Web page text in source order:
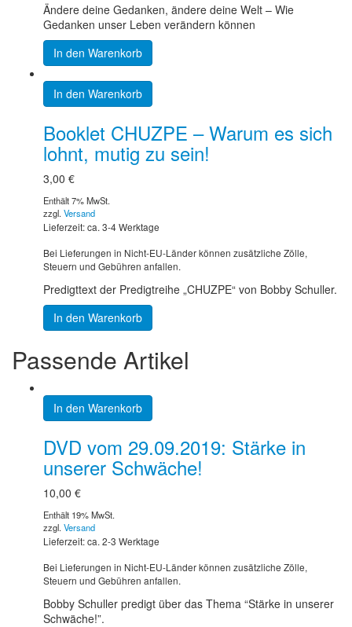
Ändere deine Gedanken, ändere deine Welt – Wie
Gedanken unser Leben verändern können
In den Warenkorb
In den Warenkorb
Booklet CHUZPE – Warum es sich
lohnt, mutig zu sein!
3,00 €
Enthält 7% MwSt.
zzgl. Versand
Lieferzeit: ca. 3-4 Werktage
Bei Lieferungen in Nicht-EU-Länder können zusätzliche Zölle,
Steuern und Gebühren anfallen.
Predigttext der Predigtreihe „CHUZPE“ von Bobby Schuller.
In den Warenkorb
Passende Artikel
In den Warenkorb
DVD vom 29.09.2019: Stärke in
unserer Schwäche!
10,00 €
Enthält 19% MwSt.
zzgl. Versand
Lieferzeit: ca. 2-3 Werktage
Bei Lieferungen in Nicht-EU-Länder können zusätzliche Zölle,
Steuern und Gebühren anfallen.
Bobby Schuller predigt über das Thema “Stärke in unserer
Schwäche!”.